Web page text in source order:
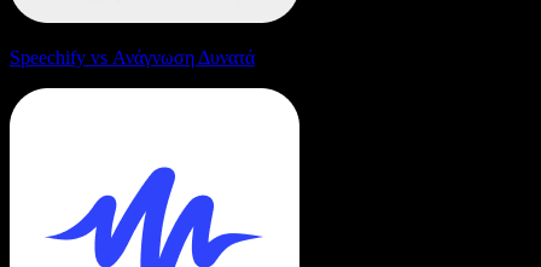
Speechify vs Ανάγνωση Δυνατά